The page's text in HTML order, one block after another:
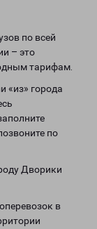
по всей
– это
тарифам.
«из» города
по
Дворики
в